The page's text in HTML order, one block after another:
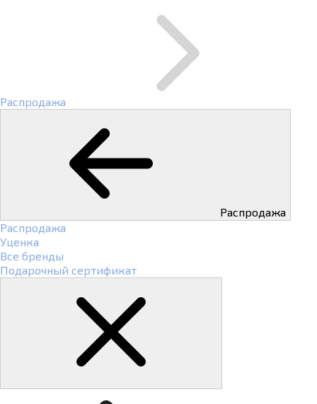
Распродажа
Распродажа
Распродажа
Уценка
Все бренды
Подарочный сертификат